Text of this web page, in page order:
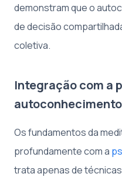
demonstram que o
de decisão
coletiva.
Integração com a
autoconhecimento
Os fundamentos da
profundamente com a
trata apenas de